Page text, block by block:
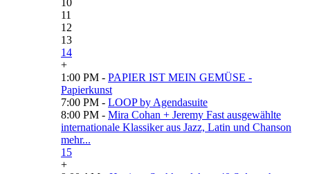
11
12
13
14
+
1:00 PM - PAPIER IST MEIN GEMÜSE -
Papierkunst
7:00 PM - LOOP by Agendasuite
8:00 PM - Mira Cohan + Jeremy Fast ausgewählte
internationale Klassiker aus Jazz, Latin und Chanson
mehr...
15
+